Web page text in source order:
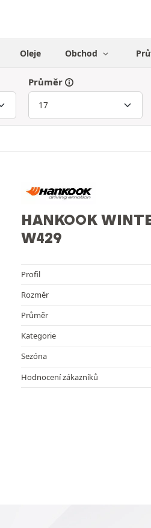
Oleje Obchod
Průměr
HANKOOK
W429
Profil
Rozměr
Průměr
Kategorie
Sezóna
Hodnocení zákazníků